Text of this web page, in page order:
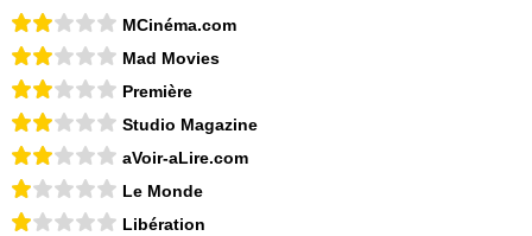
MCinéma.com
Mad Movies
Première
Studio Magazine
aVoir-aLire.com
Le Monde
Libération